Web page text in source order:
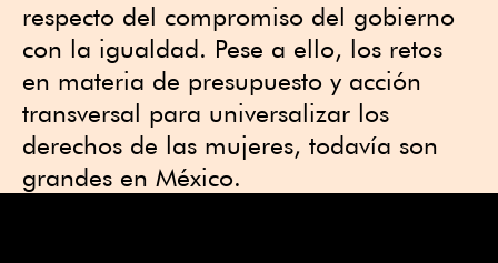
respecto del compromiso del gobierno
con la igualdad. Pese a ello, los retos
en materia de presupuesto y acción
transversal para universalizar los
derechos de las mujeres, todavía son
grandes en México.